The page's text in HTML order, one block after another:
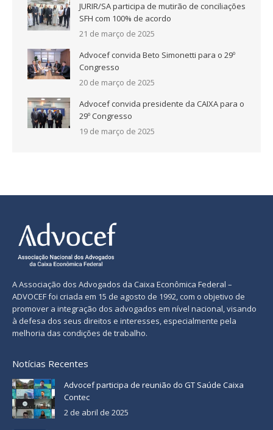
JURIR/SA participa de mutirão de conciliações
SFH com 100% de acordo
21 de março de 2025
Advocef convida Beto Simonetti para o 29º
Congresso
20 de março de 2025
Advocef convida presidente da CAIXA para o
29º Congresso
19 de março de 2025
A Associação dos Advogados da Caixa Econômica Federal –
ADVOCEF foi criada em 15 de agosto de 1992, com o objetivo de
promover a integração dos advogados em nível nacional, visando
à defesa dos seus direitos e interesses, especialmente pela
melhoria das condições de trabalho.
Notícias Recentes
Advocef participa de reunião do GT Saúde Caixa
Contec
2 de abril de 2025